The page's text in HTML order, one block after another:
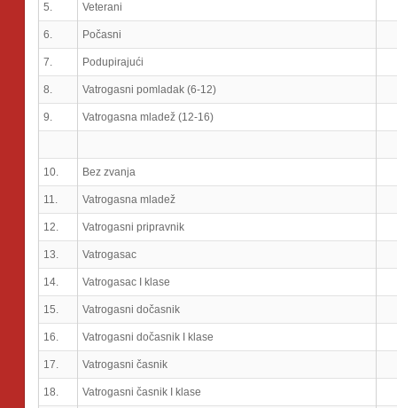
5. Veterani
6. Počasni
7. Podupirajući
8. Vatrogasni pomladak (6-12)
9. Vatrogasna mladež (12-16)
10. Bez zvanja
11. Vatrogasna mladež
12. Vatrogasni pripravnik
13. Vatrogasac
14. Vatrogasac I klase
15. Vatrogasni dočasnik
16. Vatrogasni dočasnik I klase
17. Vatrogasni časnik
18. Vatrogasni časnik I klase